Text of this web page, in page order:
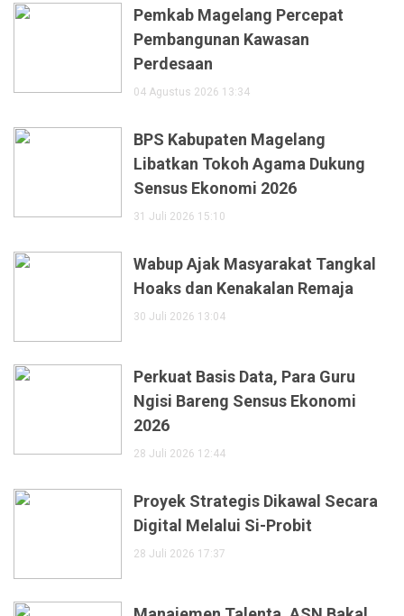
Pemkab Magelang Percepat
Pembangunan Kawasan
Perdesaan
04 Agustus 2026 13:34
BPS Kabupaten Magelang
Libatkan Tokoh Agama Dukung
Sensus Ekonomi 2026
31 Juli 2026 15:10
Wabup Ajak Masyarakat Tangkal
Hoaks dan Kenakalan Remaja
30 Juli 2026 13:04
Perkuat Basis Data, Para Guru
Ngisi Bareng Sensus Ekonomi
2026
28 Juli 2026 12:44
Proyek Strategis Dikawal Secara
Digital Melalui Si-Probit
28 Juli 2026 17:37